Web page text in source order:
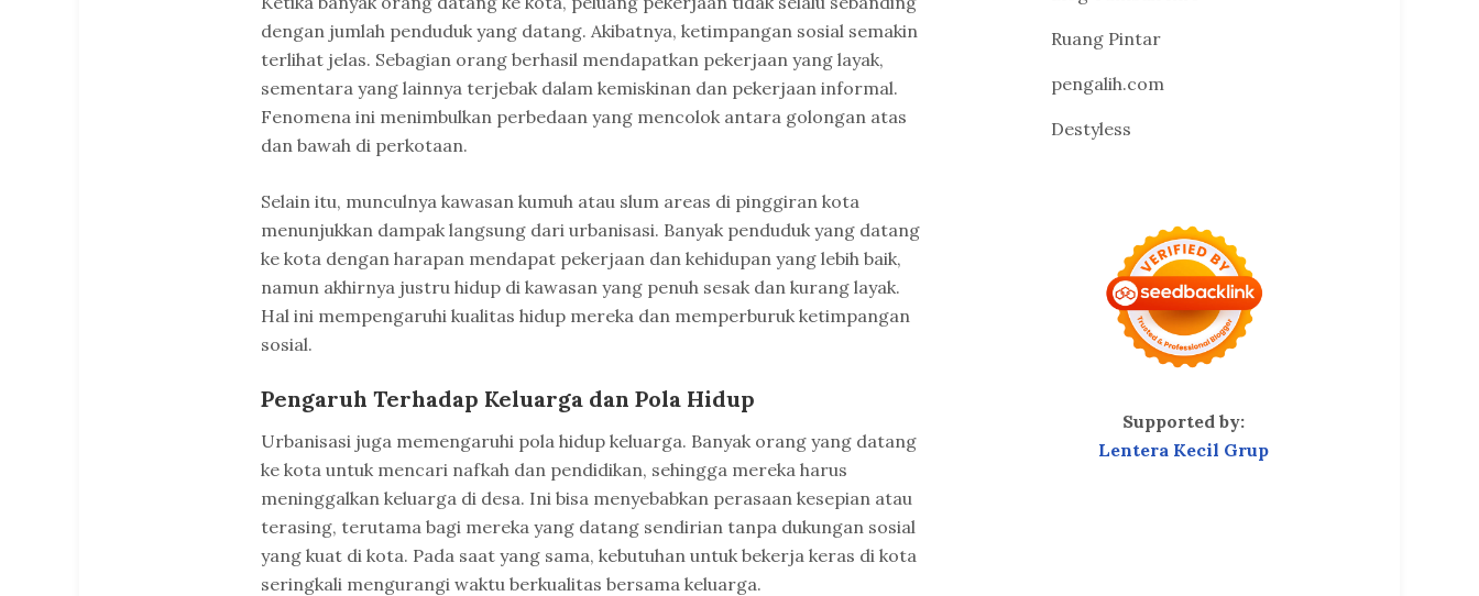
dengan jumlah penduduk yang datang. Akibatnya, ketimpangan sosial semakin
terlihat jelas. Sebagian orang berhasil mendapatkan pekerjaan yang layak,
sementara yang lainnya terjebak dalam kemiskinan dan pekerjaan informal.
Fenomena ini menimbulkan perbedaan yang mencolok antara golongan atas
dan bawah di perkotaan.
Selain itu, munculnya kawasan kumuh atau slum areas di pinggiran kota
menunjukkan dampak langsung dari urbanisasi. Banyak penduduk yang datang
ke kota dengan harapan mendapat pekerjaan dan kehidupan yang lebih baik,
namun akhirnya justru hidup di kawasan yang penuh sesak dan kurang layak.
Hal ini mempengaruhi kualitas hidup mereka dan memperburuk ketimpangan
sosial.
Pengaruh Terhadap Keluarga dan Pola Hidup
Urbanisasi juga memengaruhi pola hidup keluarga. Banyak orang yang datang
ke kota untuk mencari nafkah dan pendidikan, sehingga mereka harus
meninggalkan keluarga di desa. Ini bisa menyebabkan perasaan kesepian atau
terasing, terutama bagi mereka yang datang sendirian tanpa dukungan sosial
yang kuat di kota. Pada saat yang sama, kebutuhan untuk bekerja keras di kota
seringkali mengurangi waktu berkualitas bersama keluarga.
Ruang Pintar
pengalih.com
Destyless
Supported by:
Lentera Kecil Grup